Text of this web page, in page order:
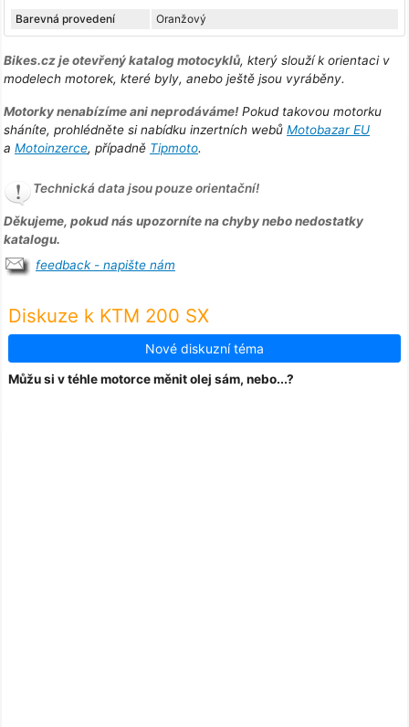
Barevná provedení Oranžový
Bikes.cz je otevřený katalog motocyklů, který slouží k orientaci v
modelech motorek, které byly, anebo ještě jsou vyráběny.
Motorky nenabízíme ani neprodáváme!Pokud takovou motorku
sháníte, prohlédněte si nabídku inzertních webů Motobazar EU
a Motoinzerce, případně Tipmoto.
Technická data jsou pouze orientační!
Děkujeme, pokud nás upozorníte na chyby nebo nedostatky
katalogu.
feedback - napište nám
Diskuze k KTM 200 SX
Nové diskuzní téma
Můžu si v téhle motorce měnit olej sám, nebo...?